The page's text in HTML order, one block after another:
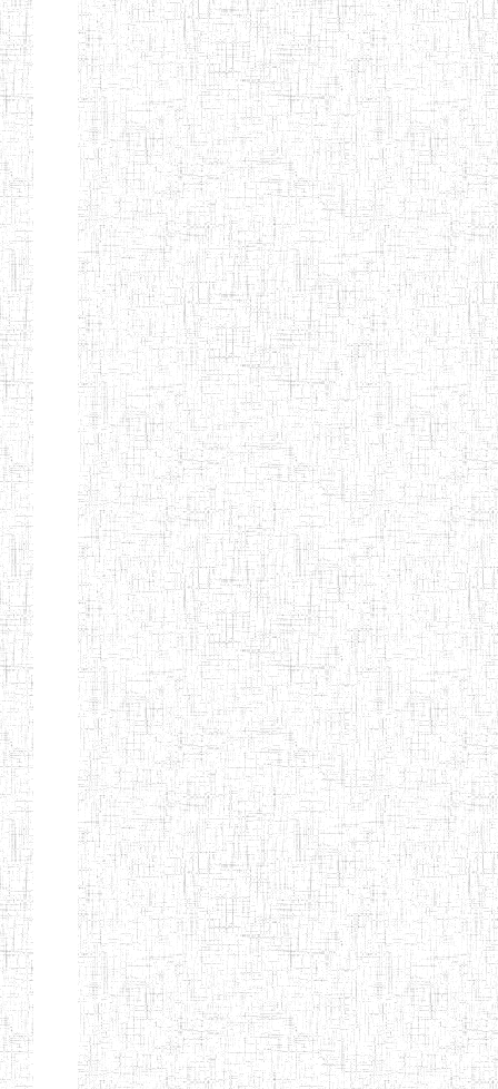
ENIEG DE
YOKADOUMA
11/07/2012 ENIEG
ENIEG
D'ABONG
MBANG
10/07/1983 ENIEG
ENIEG DE
BATOURI
12/06/2001 ENIEG
ENBIEG DE
BERTOUA
01/08/2001 ENIEG
ENIET DE
BERTOUA
01/08/2012 ENIET
ENIET DE
MAROUA
13/08/2013 ENIET
ENBIEG DE
MAROUA
01/01/1965 ENIEG
ENIEG DE
KOUSSERI
01/09/1997 ENIEG
ENIEG DE
YAGOUA
31/08/2005 ENIEG
ENIEG DE
KAELE
01/09/1984 ENIEG
ENIEG DE
MORA
01/07/2000 ENIEG
ENIEG DE
MOKOLO
24/09/1997 ENIEG